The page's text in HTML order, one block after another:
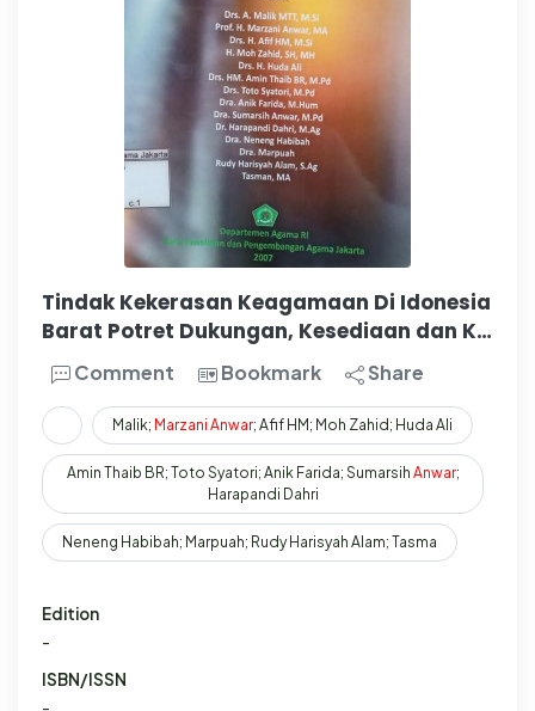
Tindak Kekerasan Keagamaan Di Idonesia
Barat Potret Dukungan, Kesediaan dan K…
Comment Bookmark Share
Malik; Marzani Anwar; Afif HM; Moh Zahid; Huda Ali
Amin Thaib BR; Toto Syatori; Anik Farida; Sumarsih Anwar;
Harapandi Dahri
Neneng Habibah; Marpuah; Rudy Harisyah Alam; Tasma
Edition
-
ISBN/ISSN